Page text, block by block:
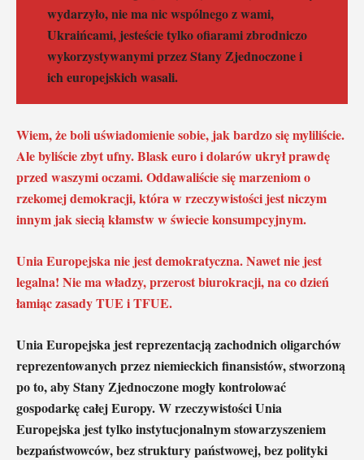
wydarzyło, nie ma nic wspólnego z wami,
Ukraińcami, jesteście tylko ofiarami zbrodniczo
wykorzystywanymi przez Stany Zjednoczone i
ich europejskich wasali.
Wiem, że boli uświadomienie sobie, jak bardzo się myliliście.
Ale byliście zbyt ufny. Blask euro i dolarów ukrył prawdę
przed waszymi oczami. Oddawaliście się marzeniom o
rzekomej demokracji, która w rzeczywistości jest niczym
innym jak siecią kłamstw w świecie konsumpcyjnym.
Unia Europejska nie jest demokratyczna. Nawet nie jest
legalna! Nie ma władzy, przerost biurokracji, na co dzień
łamiąc zasady TUE i TFUE.
Unia Europejska jest reprezentacją zachodnich oligarchów
reprezentowanych przez niemieckich finansistów, stworzoną
po to, aby Stany Zjednoczone mogły kontrolować
gospodarkę całej Europy. W rzeczywistości Unia
Europejska jest tylko instytucjonalnym stowarzyszeniem
bezpaństwowców, bez struktury państwowej, bez polityki